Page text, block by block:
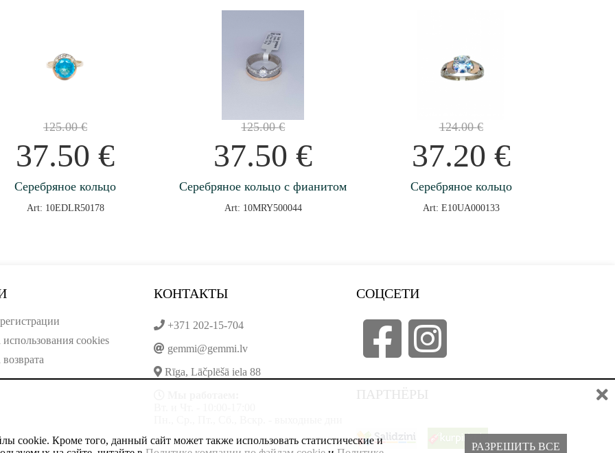
125.00€
37.50€
Серебряное кольцо
Art: 10EDLR50178
125.00€
37.50€
Серебряное кольцо с фианитом
Art: 10MRY500044
124.00€
37.20 €
Серебряное кольцо
Art: E10UA000133
cookies
КОНТАКТЫ
+371 202-15-704
gemmi@gemmi.lv
Rīga, Lāčplēšā iela 88
СОЦСЕТИ
ПАРТНЁРЫ
cookie. Кроме того, данный сайт может также использовать статистические и
РАЗРЕШИТЬ ВСЕ